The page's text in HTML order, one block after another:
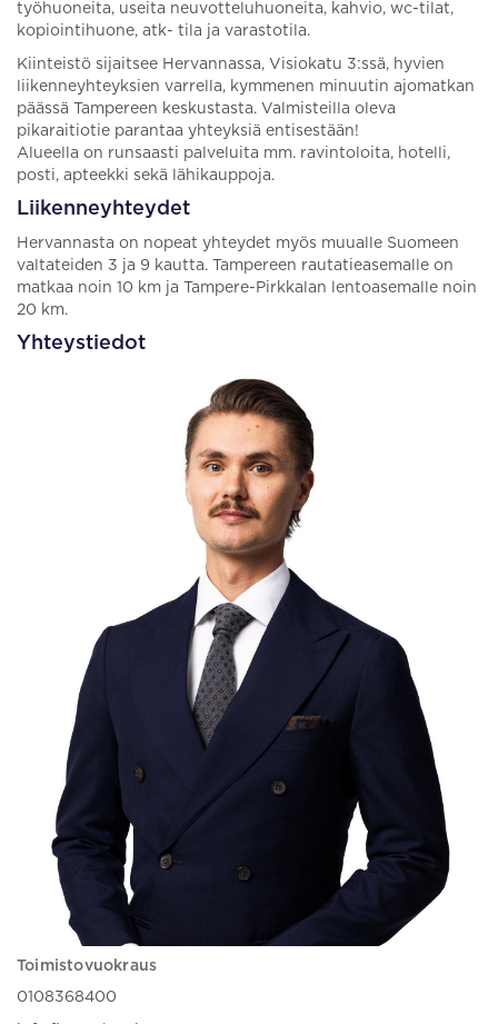
työhuoneita, useita neuvotteluhuoneita, kahvio, wc-tilat,
kopiointihuone, atk- tila ja varastotila.
Kiinteistö sijaitsee Hervannassa, Visiokatu 3:ssä, hyvien
liikenneyhteyksien varrella, kymmenen minuutin ajomatkan
päässä Tampereen keskustasta. Valmisteilla oleva
pikaraitiotie parantaa yhteyksiä entisestään!
Alueella on runsaasti palveluita mm. ravintoloita, hotelli,
posti, apteekki sekä lähikauppoja.
Liikenneyhteydet
Hervannasta on nopeat yhteydet myös muualle Suomeen
valtateiden 3 ja 9 kautta. Tampereen rautatieasemalle on
matkaa noin 10 km ja Tampere-Pirkkalan lentoasemalle noin
20 km.
Yhteystiedot
Toimistovuokraus
0108368400